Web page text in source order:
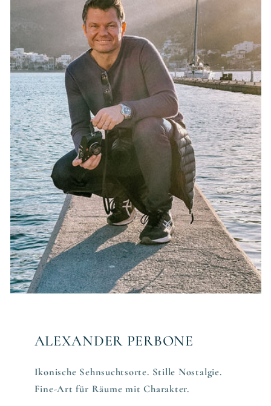
ALEXANDER PERBONE
Ikonische Sehnsuchtsorte. Stille Nostalgie.
Fine-Art für Räume mit Charakter.